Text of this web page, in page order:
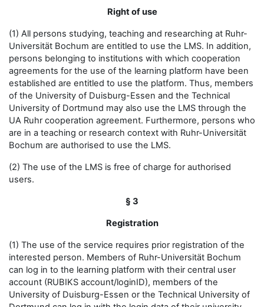
Right of use
(1) All persons studying, teaching and researching at Ruhr-
Universität Bochum are entitled to use the LMS. In addition,
persons belonging to institutions with which cooperation
agreements for the use of the learning platform have been
established are entitled to use the platform. Thus, members
of the University of Duisburg-Essen and the Technical
University of Dortmund may also use the LMS through the
UA Ruhr cooperation agreement. Furthermore, persons who
are in a teaching or research context with Ruhr-Universität
Bochum are authorised to use the LMS.
(2) The use of the LMS is free of charge for authorised
users.
§ 3
Registration
(1) The use of the service requires prior registration of the
interested person. Members of Ruhr-Universität Bochum
can log in to the learning platform with their central user
account (RUBIKS account/loginID), members of the
University of Duisburg-Essen or the Technical University of